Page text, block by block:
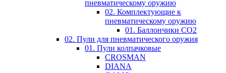
пневматическому оружию
02. Комплектующие к
пневматическому оружию
01. Баллончики СО2
02. Пули для пневматического оружия
01. Пули колпачковые
CROSMAN
DIANA